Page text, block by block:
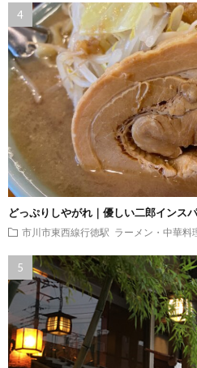
どっぷりしやがれ｜優しい二郎インス
市川市東西線行徳駅 ラーメン・中華料